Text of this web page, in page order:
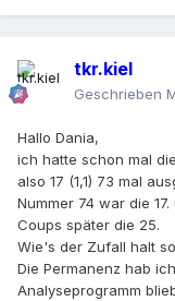
tkr.kiel
Geschrieben
Hallo Dania,
ich hatte schon mal
also 17 (1,1) 73 mal
Nummer 74 war die
Coups später die 25.
Wie's der Zufall halt
Die Permanenz hab
Analyseprogramm